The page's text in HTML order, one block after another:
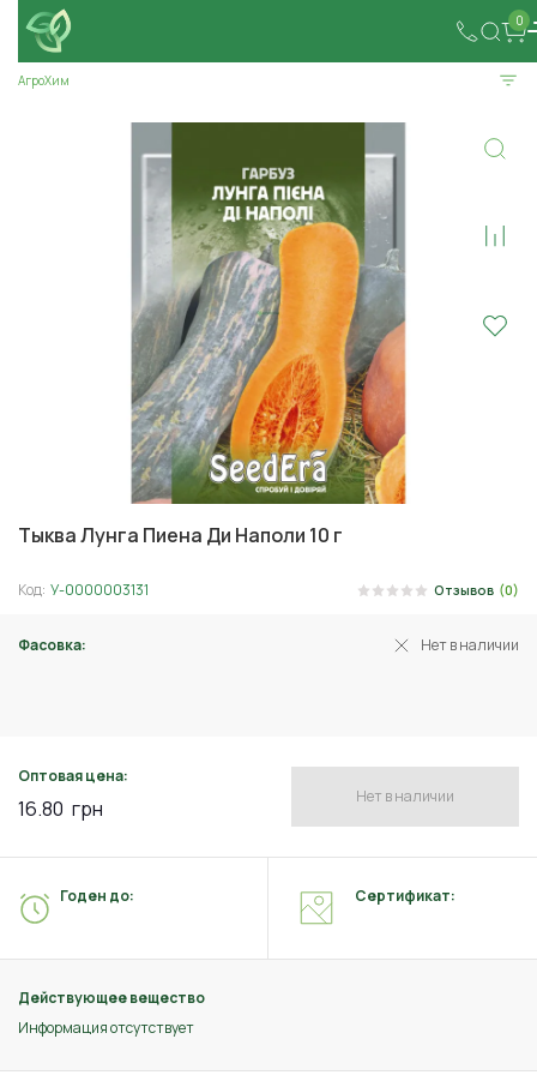
0
АгроХим
Тыква Лунга Пиена Ди Наполи 10 г
Код: У-0000003131 Отзывов (0)
Фасовка: Нет в наличии
Оптовая цена:
16.80 грн Нет в наличии
Действующее вещество
Информация отсутствует
Годен до: Сертификат: